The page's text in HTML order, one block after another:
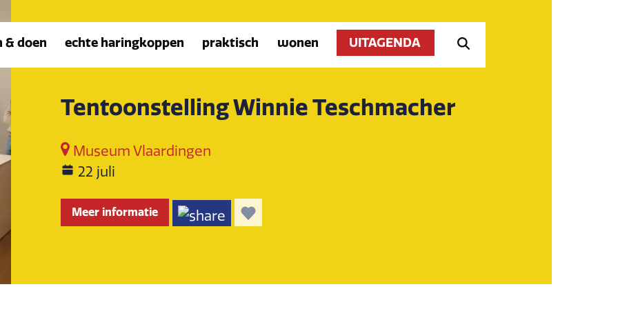
& doen echte haringkoppen praktisch wonen UITAGENDA
Tentoonstelling Winnie Teschmacher
Museum Vlaardingen
22 juli
Meer informatie